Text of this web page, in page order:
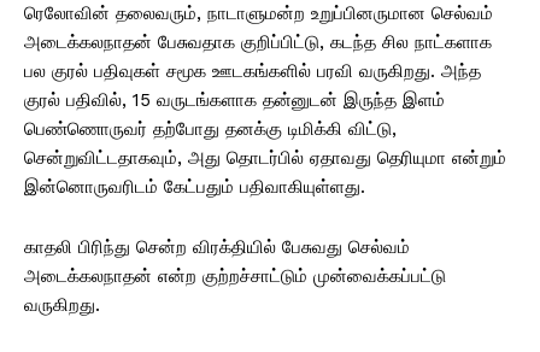
ரெலோவின் தலைவரும், நாடாளுமன்ற உறுப்பினருமான செல்வம்
அடைக்கலநாதன் பேசுவதாக குறிப்பிட்டு, கடந்த சில நாட்களாக
பல குரல் பதிவுகள் சமூக ஊடகங்களில் பரவி வருகிறது. அந்த
குரல் பதிவில், 15 வருடங்களாக தன்னுடன் இருந்த இளம்
பெண்ணொருவர் தற்போது தனக்கு டிமிக்கி விட்டு,
சென்றுவிட்டதாகவும், அது தொடர்பில் ஏதாவது தெரியுமா என்றும்
இன்னொருவரிடம் கேட்பதும் பதிவாகியுள்ளது.
காதலி பிரிந்து சென்ற விரக்தியில் பேசுவது செல்வம்
அடைக்கலநாதன் என்ற குற்றச்சாட்டும் முன்வைக்கப்பட்டு
வருகிறது.